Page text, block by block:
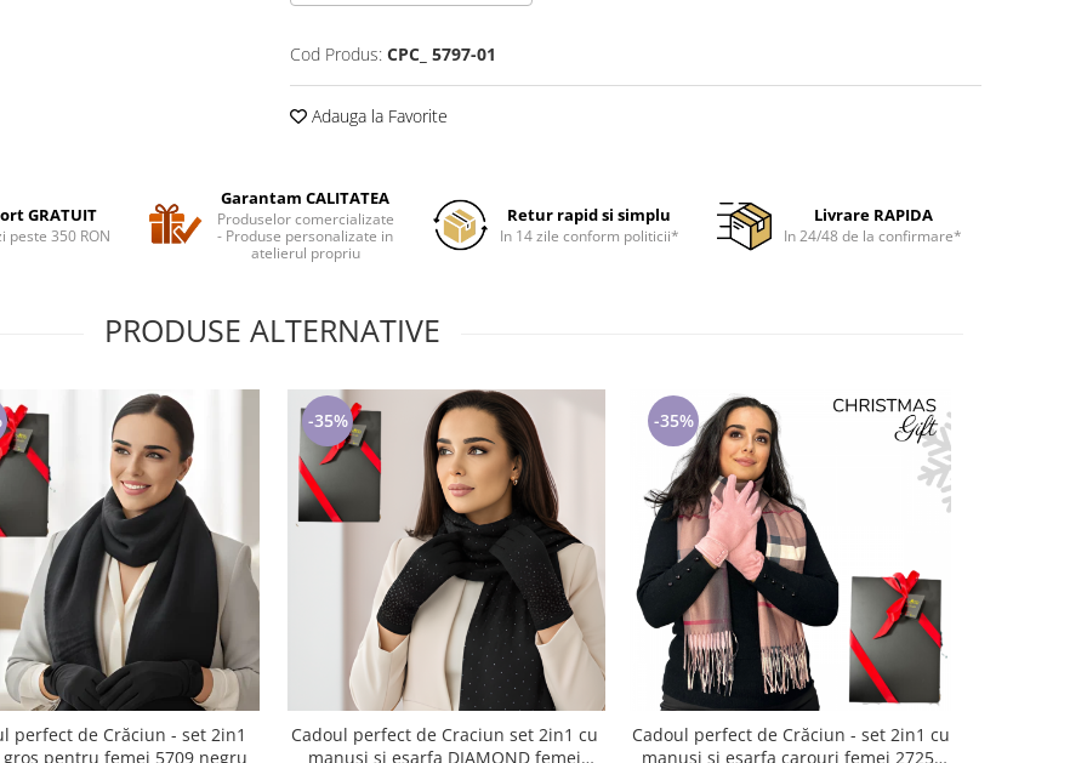
Cod Produs: CPC_ 5797-01
Adauga la Favorite
GRATUIT
peste 350 RON
Garantam CALITATEA
Produselor comercializate
- Produse personalizate in
atelierul propriu
Retur rapid si simplu
In 14 zile conform politicii*
Livrare RAPIDA
In 24/48 de la confirmare*
PRODUSE ALTERNATIVE
perfect de Crăciun - set 2in1
foarte gros pentru femei 5709 negru
-35%
Cadoul perfect de Craciun set 2in1 cu
manusi si esarfa DIAMOND femei
-35%
Cadoul perfect de Crăciun - set 2in1 cu
manusi si esarfa carouri femei 2725-